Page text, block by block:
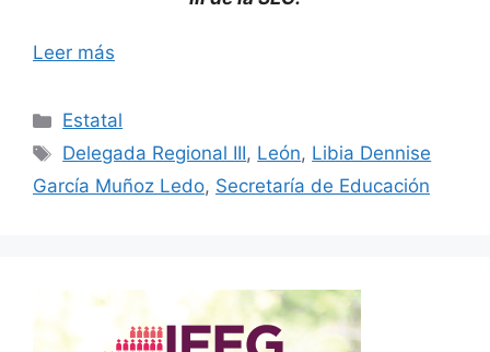
Leer más
Categorías
Estatal
Etiquetas
Delegada Regional III, León, Libia Dennise
García Muñoz Ledo, Secretaría de Educación